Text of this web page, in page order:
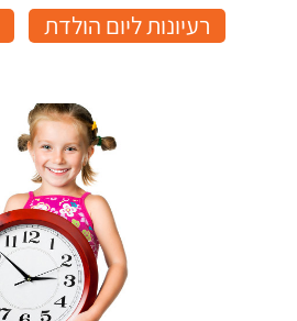
רעיונות ליום הולדת